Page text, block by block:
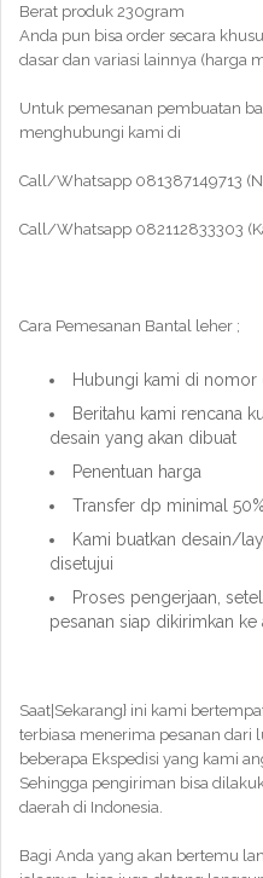
Berat produk 230gram
Anda pun bisa order secara
dasar dan variasi lainnya (harga
Untuk pemesanan pembuatan
menghubungi kami di
Call/Whatsapp 081387149713
Call/Whatsapp 082112833303
Cara Pemesanan Bantal leher ;
Hubungi kami di nomor
Beritahu kami rencana
desain yang akan dibuat
Penentuan harga
Transfer dp minimal 50%
Kami buatkan desain/
disetujui
Proses pengerjaan,
pesanan siap dikirimkan
Saat|Sekarang} ini kami
terbiasa menerima pesanan dari
beberapa Ekspedisi yang kami
Sehingga pengiriman bisa
daerah di Indonesia.
Bagi Anda yang akan bertemu